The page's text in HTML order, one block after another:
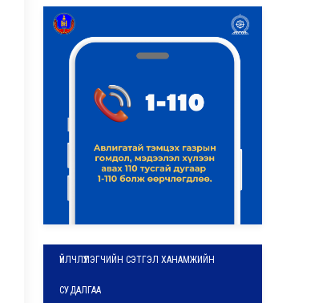
ҮЙЛЧЛҮҮЛЭГЧИЙН СЭТГЭЛ ХАНАМЖИЙН
СУДАЛГАА